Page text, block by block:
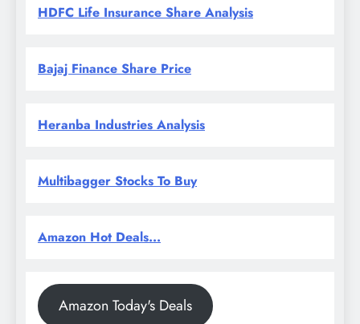
HDFC Life Insurance Share Analysis
Bajaj Finance Share Price
Heranba Industries Analysis
Multibagger Stocks To Buy
Amazon Hot Deals...
Amazon Today's Deals